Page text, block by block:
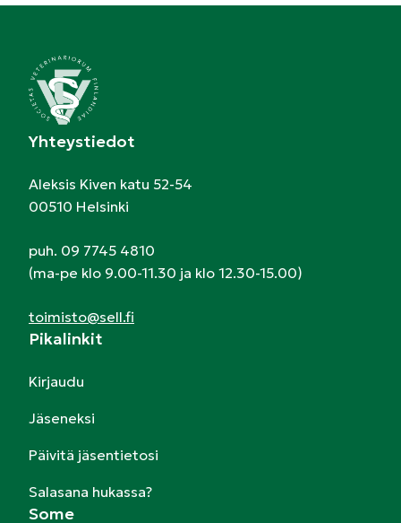
Yhteystiedot
Aleksis Kiven katu 52-54
00510 Helsinki
puh. 09 7745 4810
(ma-pe klo 9.00-11.30 ja klo 12.30-15.00)
toimisto@sell.fi
Pikalinkit
Kirjaudu
Jäseneksi
Päivitä jäsentietosi
Salasana hukassa?
Some